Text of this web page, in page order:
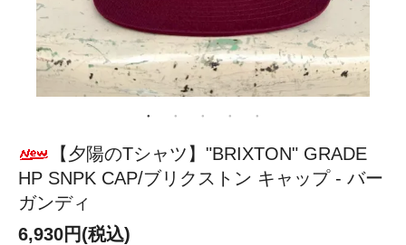
【夕陽のTシャツ】"BRIXTON" GRADE
HP SNPK CAP/ブリクストン キャップ - バー
ガンディ
6,930円(税込)